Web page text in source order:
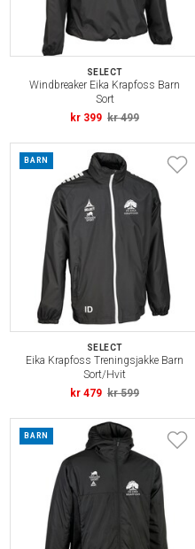
SELECT
Windbreaker Eika Krapfoss Barn
Sort
kr 399 kr 499
BARN
SELECT
Eika Krapfoss Treningsjakke Barn
Sort/Hvit
kr 479 kr 599
BARN